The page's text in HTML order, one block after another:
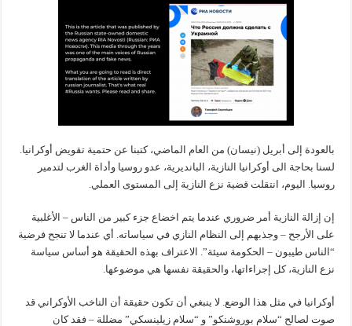
بالعودة إلى أبريل (نيسان) من العام الماضي، كتبنا عن حتمية تقويض أوكرانيا.
لسنا بحاجة الى أوكرانيا النازية، البانديرية، عدو روسيا وأداة الغرب لتدمير
روسيا. اليوم، انتقلت قضية نزع النازية إلى المستوى العملي.
إن إزالة النازية أمر ضروري عندما يتم اخضاع جزء كبير من الناس – الأغلبية
على الأرجح – وجذبهم إلى النظام النازي في سياساته. أي عندما لا تنجح فرضية
“الناس طيبون – الحكومة سيئة”. الاعتراف بهذه الحقيقة هو أساس سياسة
نزع النازية، كل إجراءاتها، والحقيقة نفسها هي موضوعها.
أوكرانيا في مثل هذا الوضع. لا ينبغي أن تكون حقيقة أن الناخب الأوكراني قد
صوت لصالح “سلام بوروشنكو” و “سلام زيلينسكي” مضللة – فقد كان